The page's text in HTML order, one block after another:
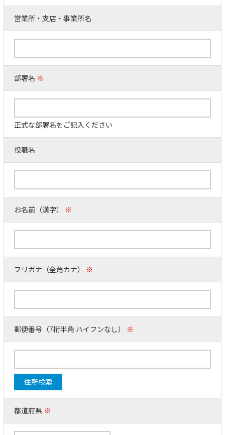
営業所・支店・事業所名
部署名 ※
正式な部署名をご記入ください
役職名
お名前（漢字） ※
フリガナ（全角カナ） ※
郵便番号（7桁半角 ハイフンなし） ※
住所検索
都道府県 ※